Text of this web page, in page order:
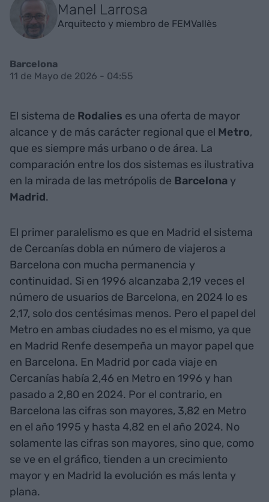
Manel Larrosa
Arquitecto y miembro de FEMVallès
Barcelona
11 de Mayo de 2026 - 04:55
El sistema de Rodalies es una oferta de mayor
alcance y de más carácter regional que el Metro,
que es siempre más urbano o de área. La
comparación entre los dos sistemas es ilustrativa
en la mirada de las metrópolis de Barcelona y
Madrid.
El primer paralelismo es que en Madrid el sistema
de Cercanías dobla en número de viajeros a
Barcelona con mucha permanencia y
continuidad. Si en 1996 alcanzaba 2,19 veces el
número de usuarios de Barcelona, en 2024 lo es
2,17, solo dos centésimas menos. Pero el papel del
Metro en ambas ciudades no es el mismo, ya que
en Madrid Renfe desempeña un mayor papel que
en Barcelona. En Madrid por cada viaje en
Cercanías había 2,46 en Metro en 1996 y han
pasado a 2,80 en 2024. Por el contrario, en
Barcelona las cifras son mayores, 3,82 en Metro
en el año 1995 y hasta 4,82 en el año 2024. No
solamente las cifras son mayores, sino que, como
se ve en el gráfico, tienden a un crecimiento
mayor y en Madrid la evolución es más lenta y
plana.